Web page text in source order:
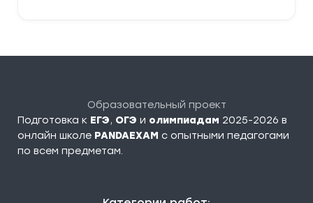
Образовательный проект
Подготовка к ЕГЭ, ОГЭ и олимпиадам 2025-2026 в
онлайн школе PANDAEXAM c опытными педагогами
по всем предметам.